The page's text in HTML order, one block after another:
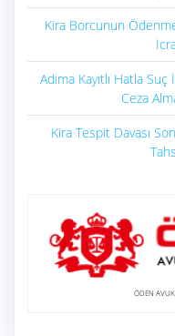
Kira Borcunun
Adıma Kayıtlı Hatla
Ceza
Kira Tespit Davası
ÖDEN